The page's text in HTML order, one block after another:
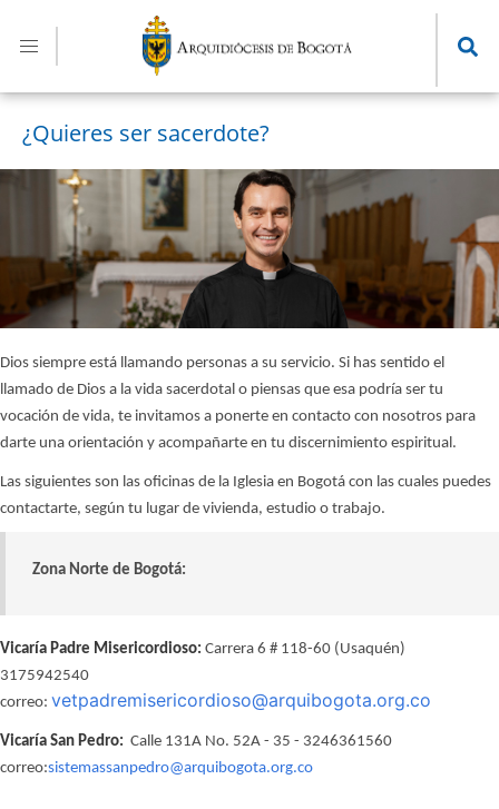
contenido
principal
¿Quieres ser sacerdote?
Dios siempre está llamando personas a su servicio. Si has sentido el
llamado de Dios a la vida sacerdotal o piensas que esa podría ser tu
vocación de vida, te invitamos a ponerte en contacto con nosotros para
darte una orientación y acompañarte en tu discernimiento espiritual.
Las siguientes son las oficinas de la Iglesia en Bogotá con las cuales puedes
contactarte, según tu lugar de vivienda, estudio o trabajo.
Zona Norte de Bogotá:
Vicaría Padre Misericordioso: Carrera 6 # 118-60 (Usaquén)
3175942540
correo: vetpadremisericordioso@arquibogota.org.co
Vicaría San Pedro: Calle 131A No. 52A - 35 - 3246361560
correo:sistemassanpedro@arquibogota.org.co